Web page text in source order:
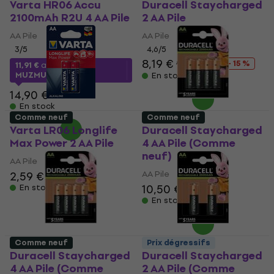
Varta HR06 Accu
2100mAh R2U 4 AA Pile
AA Pile
3/5
11,91 € avec le code
MUZMUZ-20
14,90 €
En stock
Duracell Staycharged
2 AA Pile
AA Pile
4,6/5
8,19 €9,69 €
- 15 %
En stock
Varta LR06 Longlife
Max Power 2 AA Pile
AA Pile
2,59 €
En stock
Duracell Staycharged
4 AA Pile (Comme
neuf)
AA Pile
10,50 € 11,10 €
En stock
Comme neuf
Duracell Staycharged
4 AA Pile (Comme
Comme neuf
Duracell Staycharged
2 AA Pile (Comme
Comme neuf Prix dégressifs